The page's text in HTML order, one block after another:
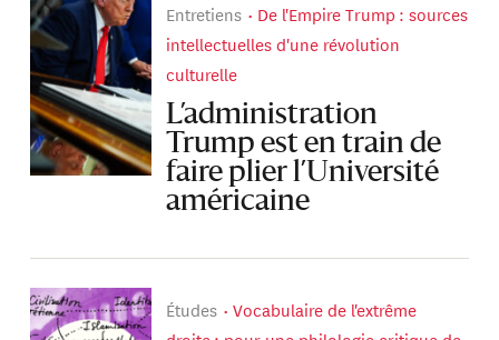
Entretiens
De l'Empire Trump : sources
intellectuelles d'une révolution
culturelle
L’administration
Trump est en train de
faire plier l’Université
américaine
Études
Vocabulaire de l'extrême